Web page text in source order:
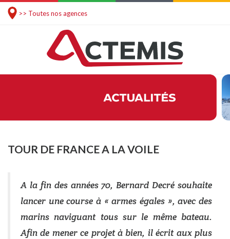
>> Toutes nos agences
TOUR DE FRANCE A LA VOILE
A la fin des années 70, Bernard Decré souhaite
lancer une course à « armes égales », avec des
marins naviguant tous sur le même bateau.
Afin de mener ce projet à bien, il écrit aux plus